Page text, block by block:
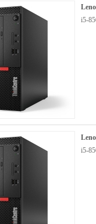
i5-
i5-